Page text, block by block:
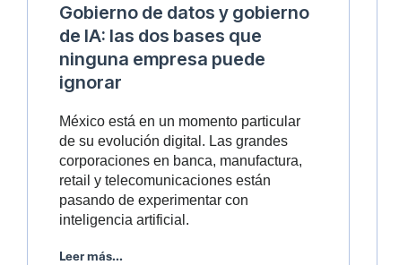
Gobierno de datos y gobierno
de IA: las dos bases que
ninguna empresa puede
ignorar
México está en un momento particular
de su evolución digital. Las grandes
corporaciones en banca, manufactura,
retail y telecomunicaciones están
pasando de experimentar con
inteligencia artificial.
Leer más...